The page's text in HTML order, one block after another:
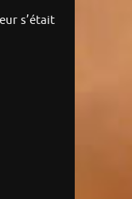
s’était